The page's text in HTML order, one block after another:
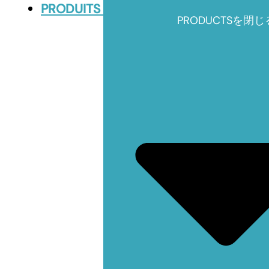
PRODUITS
PRODUCTSを閉じ